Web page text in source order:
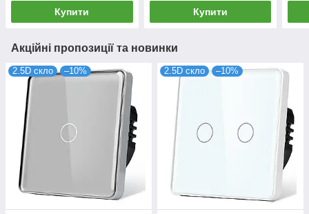
Купити Купити
Акційні пропозиції та новинки
2.5D скло –10% 2.5D скло –10%